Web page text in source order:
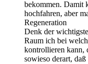
bekommen. Damit
hochfahren, aber
Regeneration
Denk der
Raum ich bei
kontrollieren kann,
sowieso derart,